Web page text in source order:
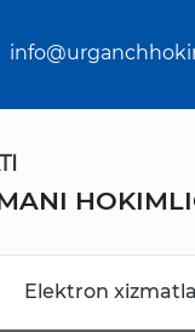
Elektron